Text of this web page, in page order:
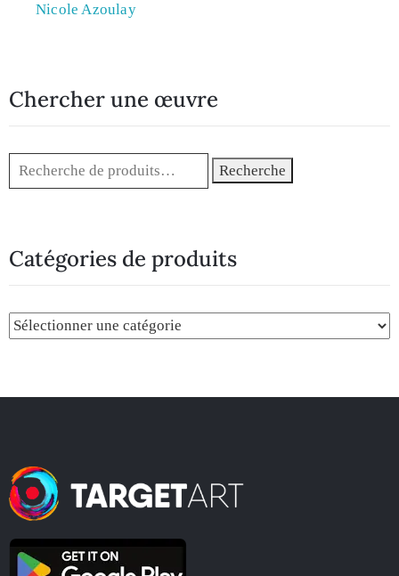
Nicole Azoulay
Chercher une œuvre
Recherche
Catégories de produits